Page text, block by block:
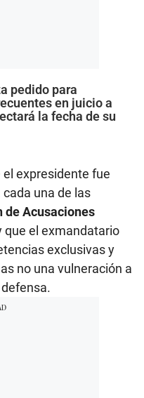
pedido para
en juicio a
la fecha de su
expresidente fue
una de las
de Acusaciones
que el exmandatario
exclusivas y
no una vulneración a